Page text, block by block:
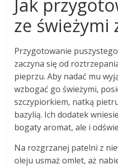
Jak
ze świeżymi
Przygotowanie
zaczyna się od
pieprzu. Aby nadać mu
wzbogać go świeżymi,
szczypiorkiem, natką
bazylią. Ich dodatek
bogaty aromat, ale i
Na rozgrzanej patelni z
oleju usmaż omlet, aż